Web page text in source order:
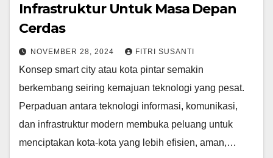
Infrastruktur Untuk Masa Depan
Cerdas
NOVEMBER 28, 2024 FITRI SUSANTI
Konsep smart city atau kota pintar semakin
berkembang seiring kemajuan teknologi yang pesat.
Perpaduan antara teknologi informasi, komunikasi,
dan infrastruktur modern membuka peluang untuk
menciptakan kota-kota yang lebih efisien, aman,…